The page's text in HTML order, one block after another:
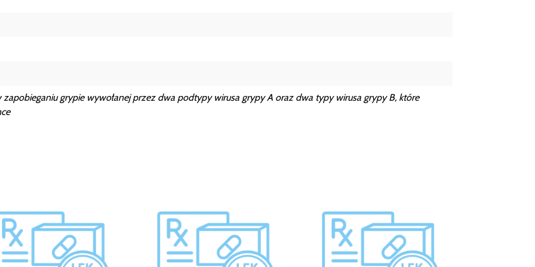
grypie wywołanej przez dwa podtypy wirusa grypy A oraz dwa typy wirusa grypy B, które